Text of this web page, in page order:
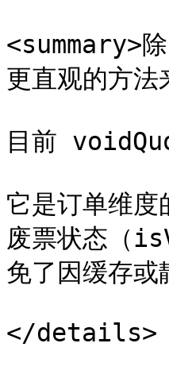
<summary>
更直观的方
目前
它是订单维度
废票状态（
免了因缓存或